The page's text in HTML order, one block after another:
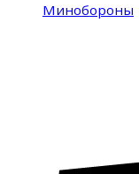
Минобороны